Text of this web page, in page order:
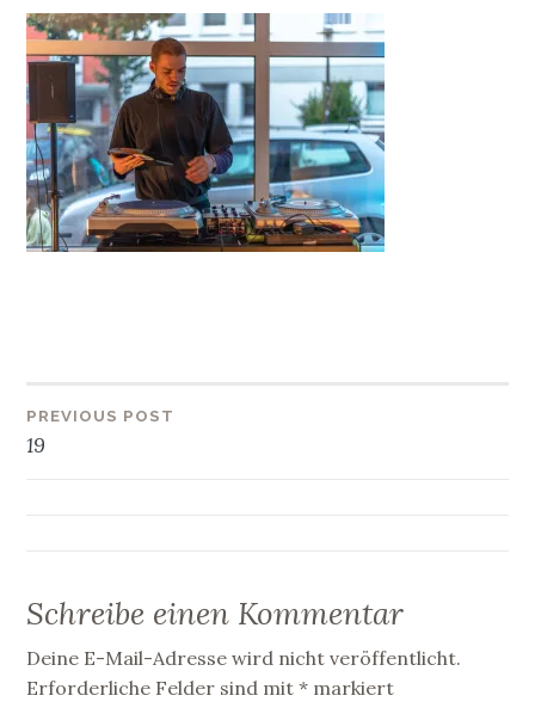
Beitragsnavigation
PREVIOUS POST
19
Schreibe einen Kommentar
Deine E-Mail-Adresse wird nicht veröffentlicht.
Erforderliche Felder sind mit* markiert